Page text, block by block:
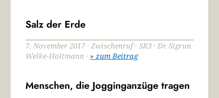
Salz der Erde
7. November 2017 · Zwischenruf · SR3 · Dr. Sigrun
Welke-Holtmann ·» zum Beitrag
Menschen, die Jogginganzüge tragen